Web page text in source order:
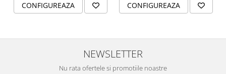
CONFIGUREAZA CONFIGUREAZA
NEWSLETTER
Nu rata ofertele si promotiile noastre